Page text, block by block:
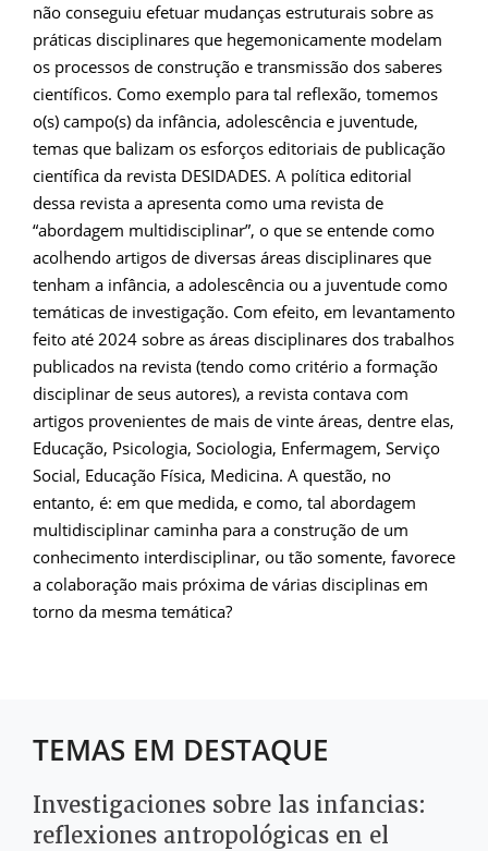
não conseguiu efetuar mudanças estruturais sobre as
práticas disciplinares que hegemonicamente modelam
os processos de construção e transmissão dos saberes
científicos. Como exemplo para tal reflexão, tomemos
o(s) campo(s) da infância, adolescência e juventude,
temas que balizam os esforços editoriais de publicação
científica da revista DESIDADES. A política editorial
dessa revista a apresenta como uma revista de
“abordagem multidisciplinar”, o que se entende como
acolhendo artigos de diversas áreas disciplinares que
tenham a infância, a adolescência ou a juventude como
temáticas de investigação. Com efeito, em levantamento
feito até 2024 sobre as áreas disciplinares dos trabalhos
publicados na revista (tendo como critério a formação
disciplinar de seus autores), a revista contava com
artigos provenientes de mais de vinte áreas, dentre elas,
Educação, Psicologia, Sociologia, Enfermagem, Serviço
Social, Educação Física, Medicina. A questão, no
entanto, é: em que medida, e como, tal abordagem
multidisciplinar caminha para a construção de um
conhecimento interdisciplinar, ou tão somente, favorece
a colaboração mais próxima de várias disciplinas em
torno da mesma temática?
TEMAS EM DESTAQUE
Investigaciones sobre las infancias:
reflexiones antropológicas en el